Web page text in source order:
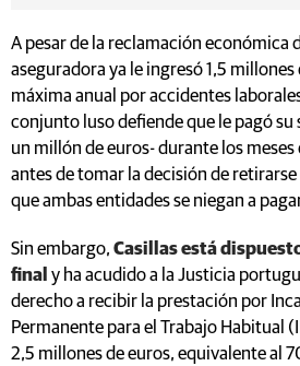
A pesar de la reclamación económica
aseguradora ya le ingresó 1,5 millones
máxima anual por accidentes
conjunto luso defiende que le pagó
un millón de euros- durante los meses
antes de tomar la decisión de
que ambas entidades se niegan a
Sin embargo, Casillas está
final y ha acudido a la Justicia
derecho a recibir la prestación por
Permanente para el Trabajo Habitual
2,5 millones de euros, equivalente al